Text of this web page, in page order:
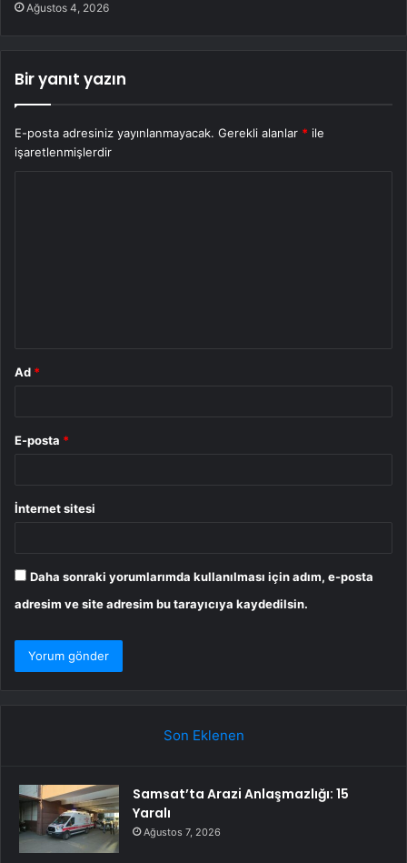
Ağustos 4, 2026
Bir yanıt yazın
E-posta adresiniz yayınlanmayacak. Gerekli alanlar * ile
işaretlenmişlerdir
Ad *
E-posta *
İnternet sitesi
Daha sonraki yorumlarımda kullanılması için adım, e-posta
adresim ve site adresim bu tarayıcıya kaydedilsin.
Son Eklenen
Samsat’ta Arazi Anlaşmazlığı: 15
Yaralı
Ağustos 7, 2026